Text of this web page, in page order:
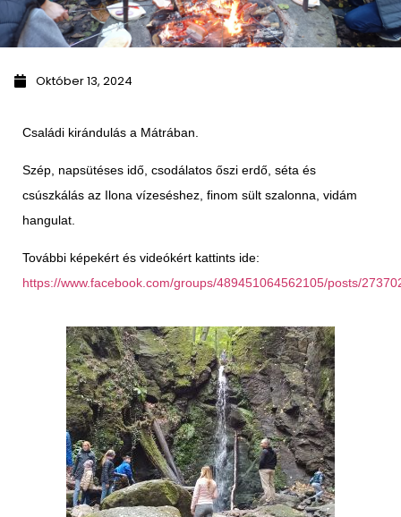
Október 13, 2024
Családi kirándulás a Mátrában.
Szép, napsütéses idő, csodálatos őszi erdő, séta és
csúszkálás az Ilona vízeséshez, finom sült szalonna, vidám
hangulat.
További képekért és videókért kattints ide:
https://www.facebook.com/groups/489451064562105/posts/